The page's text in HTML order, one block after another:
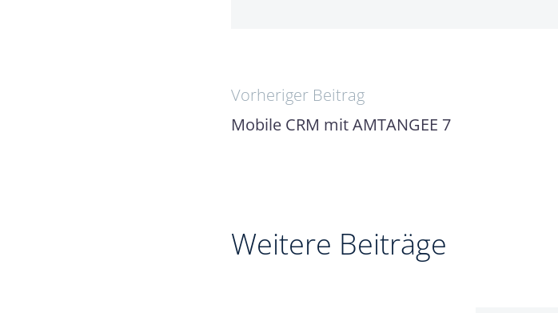
Beitragsnavigation
Vorheriger Beitrag
Mobile CRM mit AMTANGEE 7
Weitere Beiträge